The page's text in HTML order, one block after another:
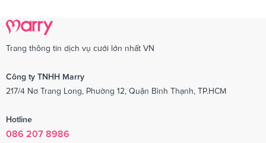
Trang thông tin dịch vụ cưới lớn nhất VN
Công ty TNHH Marry
217/4 Nơ Trang Long, Phường 12, Quận Bình Thạnh, TP.HCM
Hotline
086 207 8986